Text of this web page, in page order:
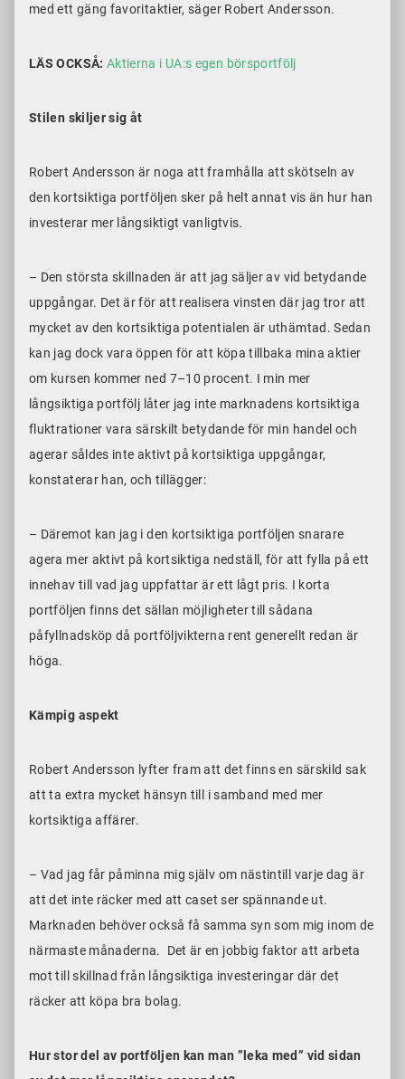
med ett gäng favoritaktier, säger Robert Andersson.
LÄS OCKSÅ: Aktierna i UA:s egen börsportfölj
Stilen skiljer sig åt
Robert Andersson är noga att framhålla att skötseln av
den kortsiktiga portföljen sker på helt annat vis än hur han
investerar mer långsiktigt vanligtvis.
– Den största skillnaden är att jag säljer av vid betydande
uppgångar. Det är för att realisera vinsten där jag tror att
mycket av den kortsiktiga potentialen är uthämtad. Sedan
kan jag dock vara öppen för att köpa tillbaka mina aktier
om kursen kommer ned 7–10 procent. I min mer
långsiktiga portfölj låter jag inte marknadens kortsiktiga
fluktrationer vara särskilt betydande för min handel och
agerar såldes inte aktivt på kortsiktiga uppgångar,
konstaterar han, och tillägger:
– Däremot kan jag i den kortsiktiga portföljen snarare
agera mer aktivt på kortsiktiga nedställ, för att fylla på ett
innehav till vad jag uppfattar är ett lågt pris. I korta
portföljen finns det sällan möjligheter till sådana
påfyllnadsköp då portföljvikterna rent generellt redan är
höga.
Kämpig aspekt
Robert Andersson lyfter fram att det finns en särskild sak
att ta extra mycket hänsyn till i samband med mer
kortsiktiga affärer.
– Vad jag får påminna mig själv om nästintill varje dag är
att det inte räcker med att caset ser spännande ut.
Marknaden behöver också få samma syn som mig inom de
närmaste månaderna. Det är en jobbig faktor att arbeta
mot till skillnad från långsiktiga investeringar där det
räcker att köpa bra bolag.
Hur stor del av portföljen kan man ”leka med” vid sidan